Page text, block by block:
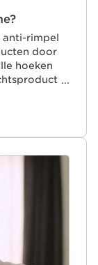
anti-rimpel
door
hoeken
anti-